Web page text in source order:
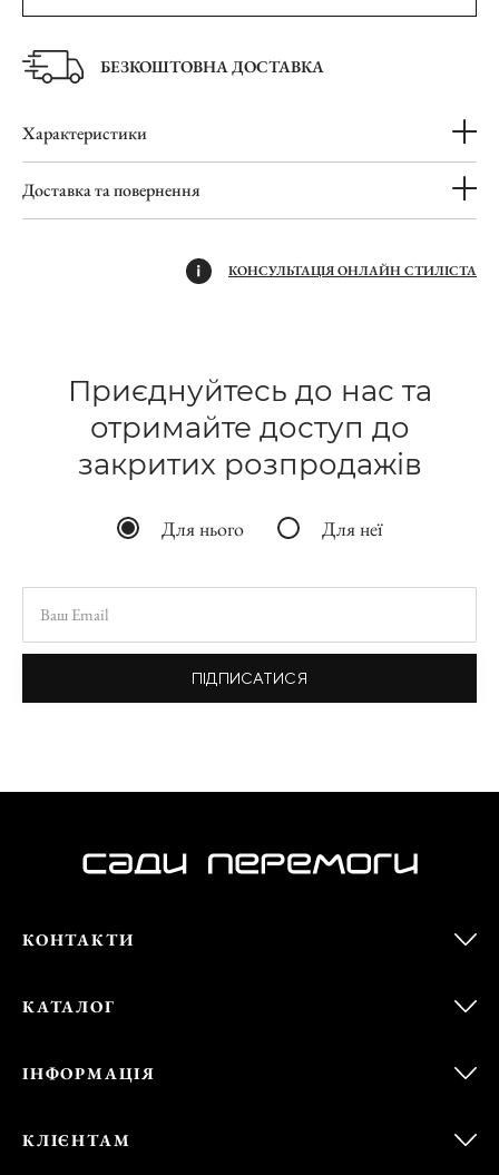
БЕЗКОШТОВНА ДОСТАВКА
Характеристики
Доставка та повернення
КОНСУЛЬТАЦІЯ ОНЛАЙН СТИЛІСТА
Приєднуйтесь до нас та
отримайте доступ до
закритих розпродажів
Для нього Для неї
ПІДПИСАТИСЯ
КОНТАКТИ
КАТАЛОГ
ІНФОРМАЦІЯ
КЛІЄНТАМ